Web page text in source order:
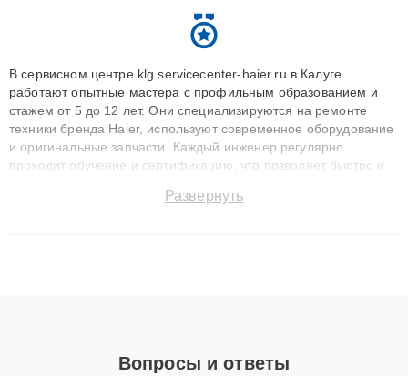
В сервисном центре klg.servicecenter-haier.ru в Калуге
работают опытные мастера с профильным образованием и
стажем от 5 до 12 лет. Они специализируются на ремонте
техники бренда Haier, используют современное оборудование
и оригинальные запчасти. Каждый инженер регулярно
проходит обучение и сертификацию, что позволяет быстро и
сохранением гарантии до 3 лет. Наши мастера решают
Развернуть
Вопросы и ответы